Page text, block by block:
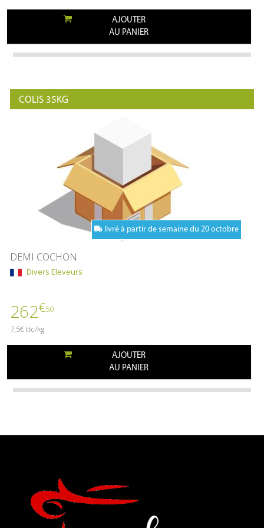
AJOUTER
AU PANIER
COLIS 35KG
livré à partir de semaine du 20 octobre
DEMI COCHON
Divers Eleveurs
262€50
7,5€ ttc/kg
AJOUTER
AU PANIER